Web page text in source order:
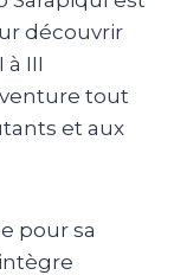
découvrir
à III
tout
et aux
pour sa